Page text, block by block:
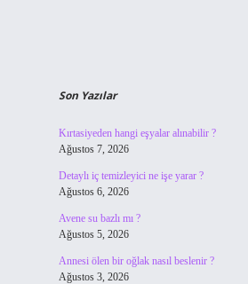
Son Yazılar
Kırtasiyeden hangi eşyalar alınabilir ?
Ağustos 7, 2026
Detaylı iç temizleyici ne işe yarar ?
Ağustos 6, 2026
Avene su bazlı mı ?
Ağustos 5, 2026
Annesi ölen bir oğlak nasıl beslenir ?
Ağustos 3, 2026